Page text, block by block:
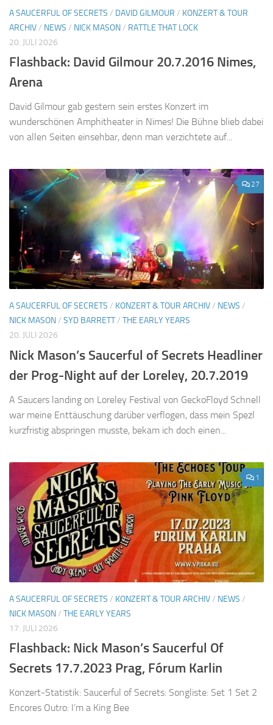
A SAUCERFUL OF SECRETS / DAVID GILMOUR / KONZERT & TOUR
ARCHIV/ NEWS / NICK MASON/ RATTLE THAT LOCK
20. JULI 2026
Flashback: David Gilmour 20.7.2016 Nimes,
Arena
David Gilmour gab gestern sein erstes Konzert im
wunderschönen Amphitheater in Nimes! Die Bühne blieb dabei
von allen Seiten einsehbar, denn man verzichtete auf...
27
A SAUCERFUL OF SECRETS / KONZERT & TOUR ARCHIV/ NEWS /
NICK MASON/ SYD BARRETT/ THE EARLY YEARS
20. JULI 2026
Nick Mason’s Saucerful of Secrets Headliner
der Prog-Night auf der Loreley, 20.7.2019
A Saucers landing on Loreley Festival von GeckoFloyd Schnell
war meine Enttäuschung darüber verflogen, dass mein Spezl
kurzfristig abspringen musste, bekam ich doch einen...
1
A SAUCERFUL OF SECRETS / KONZERT & TOUR ARCHIV/ NEWS /
NICK MASON/ THE EARLY YEARS
17. JULI 2026
Flashback: Nick Mason’s Saucerful Of
Secrets 17.7.2023 Prag, Fórum Karlin
Konzert-Statistik: Saucerful of Secrets: Songliste: Set 1 Set 2
Encores Outro: I’m a King Bee